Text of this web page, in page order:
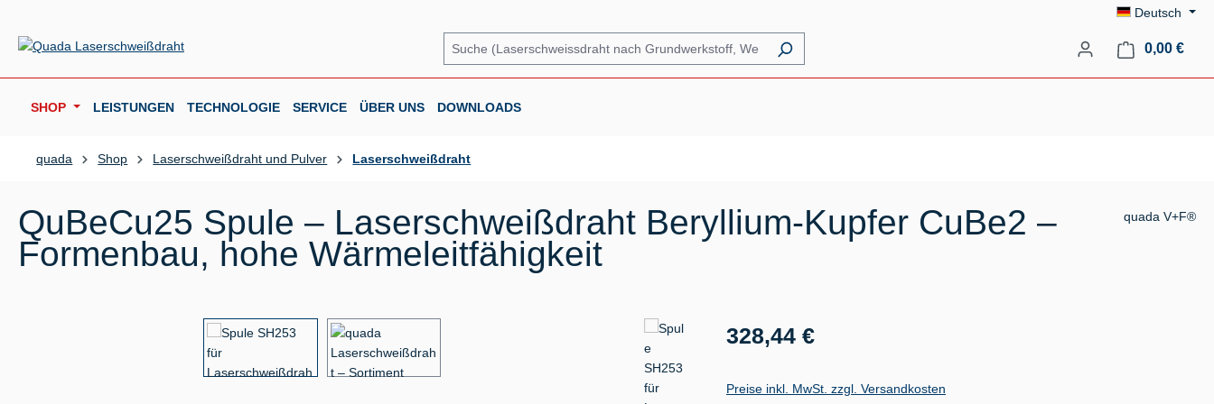
Deutsch
0,00 €
SHOP LEISTUNGEN TECHNOLOGIE SERVICE ÜBER UNS DOWNLOADS
quada Shop Laserschweißdraht und Pulver Laserschweißdraht
QuBeCu25 Spule – Laserschweißdraht Beryllium-Kupfer CuBe2 –
Formenbau, hohe Wärmeleitfähigkeit
quada V+F®
Regulärer Preis:
328,44 €
Preise inkl. MwSt. zzgl. Versandkosten